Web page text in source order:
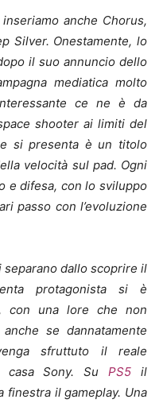
anche Chorus,
Silver. Onestamente, lo
il suo annuncio dello
mediatica molto
ce ne è da
shooter ai limiti del
si presenta è un titolo
velocità sul pad. Ogni
e difesa, con lo sviluppo
passo con l’evoluzione
dallo scoprire il
protagonista si è
con una lore che non
se dannatamente
sfruttuto il reale
casa Sony. SuPS5 il
finestra il gameplay. Una